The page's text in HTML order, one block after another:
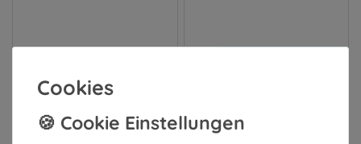
Defibrillator
Modultasche mit Klettflausch
Cookies